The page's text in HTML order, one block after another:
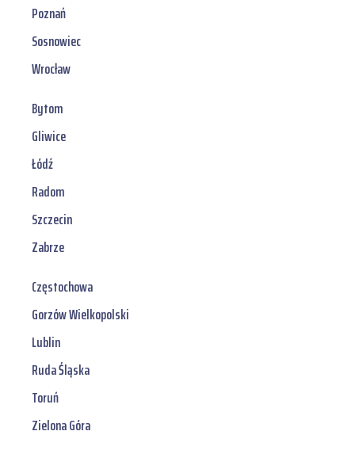
Poznań
Sosnowiec
Wrocław
Bytom
Gliwice
Łódź
Radom
Szczecin
Zabrze
Częstochowa
Gorzów Wielkopolski
Lublin
Ruda Śląska
Toruń
Zielona Góra